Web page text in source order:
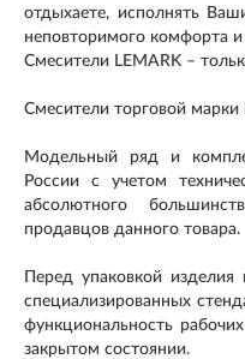
отдыхаете, исполнять
неповторимого комфорта
Смесители LEMARK –
Смесители торговой марки
Модельный ряд и
России с учетом
абсолютного
продавцов данного товара.
Перед упаковкой
специализированных
функциональность
закрытом состоянии.